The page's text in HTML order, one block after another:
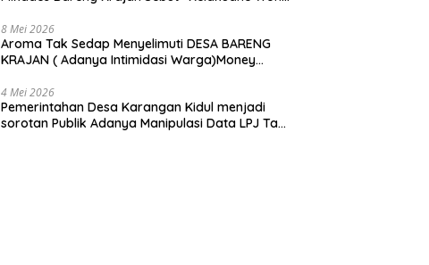
8 Mei 2026
Aroma Tak Sedap Menyelimuti DESA BARENG
KRAJAN ( Adanya Intimidasi Warga)Money
4 Mei 2026
Pemerintahan Desa Karangan Kidul menjadi
sorotan Publik Adanya Manipulasi Data LPJ Ta